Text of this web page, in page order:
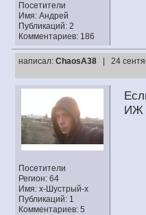
Посетители
Имя: Андрей
Публикаций: 2
Комментариев: 186
написал: ChaosA38 | 24
Посетители
Регион: 64
Имя: х-Шустрый-х
Публикаций: 1
Комментариев: 5
ИЖ